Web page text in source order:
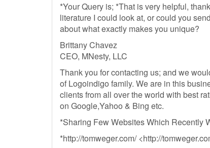
*Your Query is; *That is very helpful,
literature I could look at, or could you
about what exactly makes you unique?
Brittany Chavez
CEO, MNesty, LLC
Thank you for contacting us; and we
of Logoindigo family. We are in this
clients from all over the world with best
on Google,Yahoo & Bing etc.
*Sharing Few Websites Which Recently
*http://tomweger.com/ <http://